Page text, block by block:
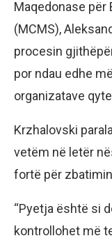
Maqedonase
(MCMS),
procesin
por ndau edhe
organizatave
Krzhalovski
vetëm në letër
fortë për
“Pyetja është si
kontrollohet më